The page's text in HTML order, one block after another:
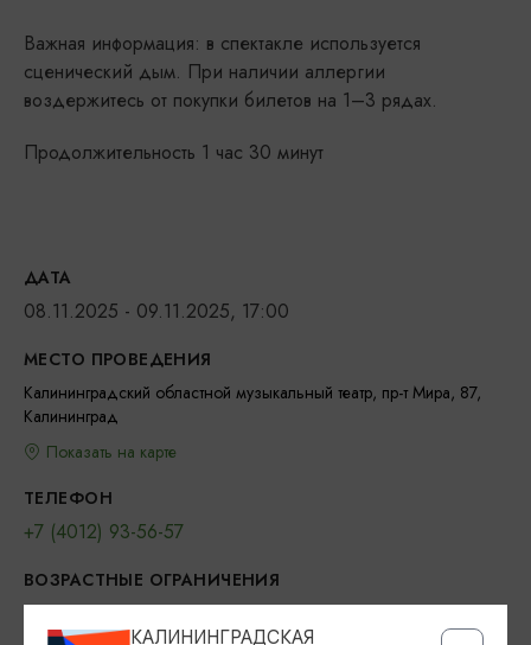
Важная информация: в спектакле используется
сценический дым. При наличии аллергии
воздержитесь от покупки билетов на 1–3 рядах.
Продолжительность 1 час 30 минут
ДАТА
08.11.2025 - 09.11.2025, 17:00
МЕСТО ПРОВЕДЕНИЯ
Калининградский областной музыкальный театр, пр-т Мира, 87,
Калининград
Показать на карте
ТЕЛЕФОН
+7 (4012) 93-56-57
ВОЗРАСТНЫЕ ОГРАНИЧЕНИЯ
12+
КАЛИНИНГРАДСКАЯ